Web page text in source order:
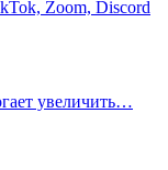
Zoom, Discord
увеличить…